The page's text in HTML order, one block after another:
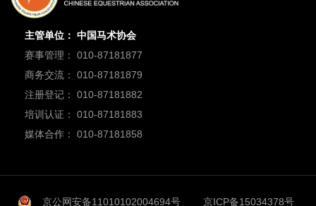
主管单位： 中国马术协会
赛事管理： 010-87181877
商务交流： 010-87181879
注册登记： 010-87181882
培训认证： 010-87181883
媒体合作： 010-87181858
京公网安备11010102004694号 京ICP备15034378号